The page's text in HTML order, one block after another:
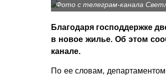
Фото с телеграм-канала
Благодаря господдержке
в новое жилье. Об этом
канале.
По ее словам, департаментом